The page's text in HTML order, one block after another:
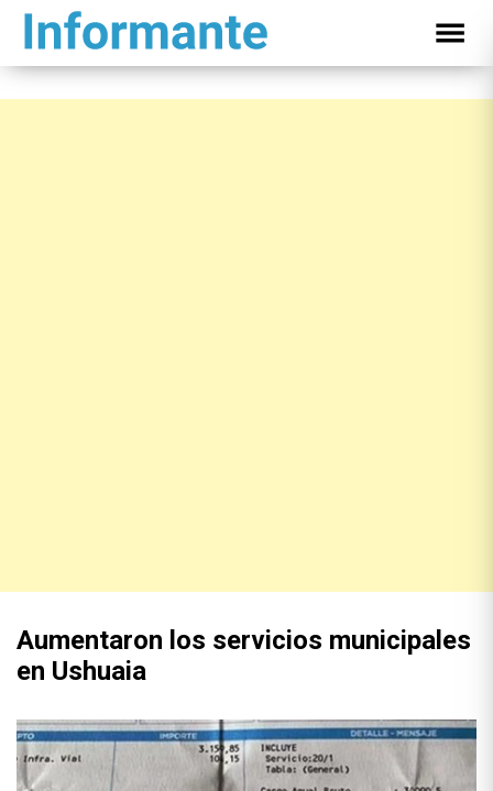
Aumentaron los servicios municipales
en Ushuaia